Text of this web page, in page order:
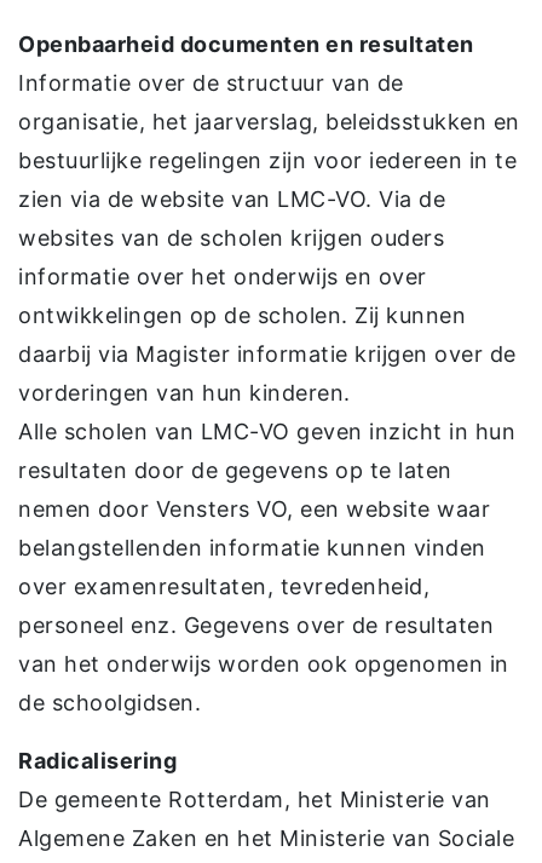
Openbaarheid documenten en resultaten
Informatie over de structuur van de
organisatie, het jaarverslag, beleidsstukken en
bestuurlijke regelingen zijn voor iedereen in te
zien via de website van LMC-VO. Via de
websites van de scholen krijgen ouders
informatie over het onderwijs en over
ontwikkelingen op de scholen. Zij kunnen
daarbij via Magister informatie krijgen over de
vorderingen van hun kinderen.
Alle scholen van LMC-VO geven inzicht in hun
resultaten door de gegevens op te laten
nemen door Vensters VO, een website waar
belangstellenden informatie kunnen vinden
over examenresultaten, tevredenheid,
personeel enz. Gegevens over de resultaten
van het onderwijs worden ook opgenomen in
de schoolgidsen.
Radicalisering
De gemeente Rotterdam, het Ministerie van
Algemene Zaken en het Ministerie van Sociale